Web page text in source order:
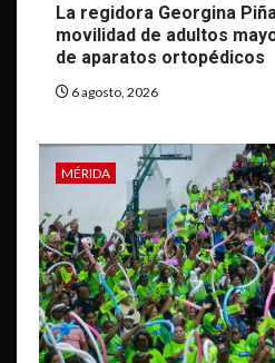
La regidora Georgina
movilidad de adultos
de aparatos ortopédicos
6 agosto, 2026
MÉRIDA